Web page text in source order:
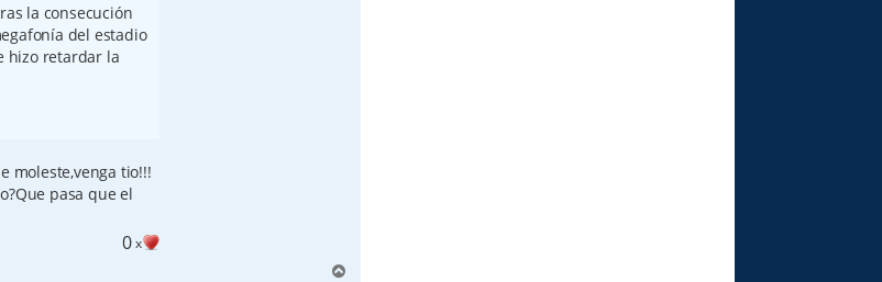
la consecución
del estadio
hizo retardar la
moleste,venga tio!!!
pasa que el
0x